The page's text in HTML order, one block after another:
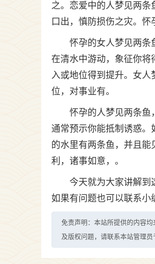
之。恋爱中的人梦见两
口出，慎防损伤之灾。
怀孕的女人梦见两条
在清水中游动，象征你将
入或地位得到提升。女
位，对事业有。
怀孕的人梦见两条鱼
通常预示你能抵制诱惑。
的水里有两条鱼，并且
利，诸事如意，。
今天就为大家讲解到
如果有问题也可以联系小
免责声明：本站所提供的内容
及版权问题，请联系本站管理员